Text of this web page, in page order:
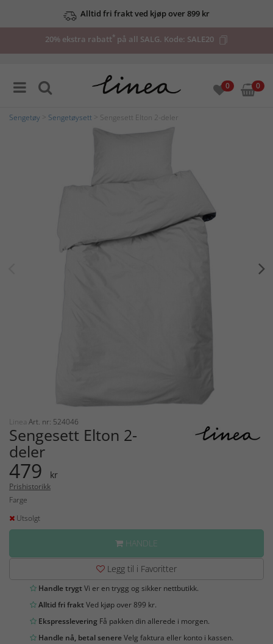
Alltid fri frakt ved kjøp over 899 kr
20% ekstra rabatt* på all SALG. Kode: SALE20
0 0
Sengetøy Sengetøysett > Sengesett Elton 2-deler
Linea Art. nr: 524046
Sengesett Elton 2-
deler
479 kr
Prishistorikk
Farge
Utsolgt
HANDLE
Legg til i Favoritter
Handle trygtVi er en trygg og sikker nettbutikk.
Alltid fri fraktVed kjøp over 899 kr.
Ekspresslevering Få pakken din allerede i morgen.
Handle nå, betal senereVelg faktura eller konto i kassen.